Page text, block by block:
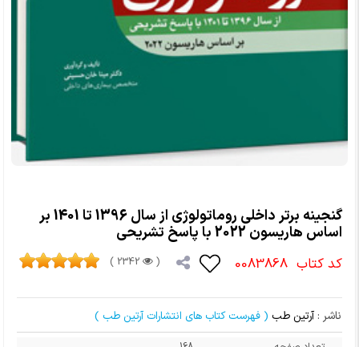
گنجینه برتر داخلی روماتولوژی از سال 1396 تا 1401 بر
اساس هاریسون 2022 با پاسخ تشریحی
کد کتاب 0083868
(
2342 )
ناشر : آرتین طب ( فهرست کتاب های انتشارات آرتین طب )